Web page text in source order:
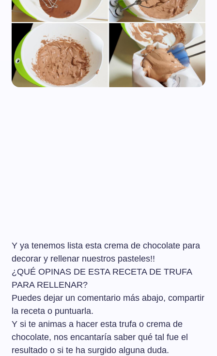
Y ya tenemos lista esta crema de chocolate para
decorar y rellenar nuestros pasteles!!
¿QUÉ OPINAS DE ESTA RECETA DE TRUFA
PARA RELLENAR?
Puedes dejar un comentario más abajo, compartir
la receta o puntuarla.
Y si te animas a hacer esta trufa o crema de
chocolate, nos encantaría saber qué tal fue el
resultado o si te ha surgido alguna duda.